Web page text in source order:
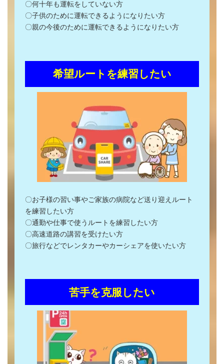
〇何十年も運転をしていない方
〇子供のために運転できるようになりたい方
〇親の今後のために運転できるようになりたい方
希望ルートを練習したい
〇お子様の習い事やご家族の病院など送り迎えルート
を練習したい方
〇通勤や仕事で使うルートを練習したい方
〇高速道路の講習を受けたい方
〇旅行などでレンタカーやカーシェアを使いたい方
苦手を克服したい